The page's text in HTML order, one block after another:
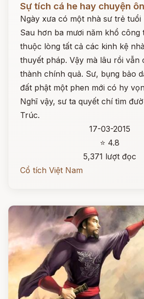
Sự tích cá he hay chuyện
Ngày xưa có một nhà sư trẻ tuổi
Sau hơn ba mươi năm khổ công
thuộc lòng tất cả các kinh kệ
thuyết pháp. Vậy mà lâu rồi vẫn
thành chính quả. Sư, bụng bảo
đất phật một phen mới có hy
Nghĩ vậy, sư ta quyết chí tìm
Trúc.
17-03-2015
⭐ 4.8
5,371 lượt đọc
Cổ tích Việt Nam